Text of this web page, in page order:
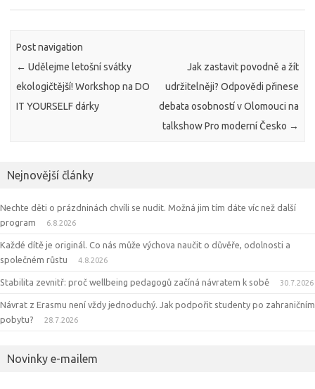
Post navigation
← Udělejme letošní svátky
ekologičtější! Workshop na DO
IT YOURSELF dárky
Jak zastavit povodně a žít
udržitelněji? Odpovědi přinese
debata osobností v Olomouci na
talkshow Pro moderní Česko →
Nejnovější články
Nechte děti o prázdninách chvíli se nudit. Možná jim tím dáte víc než další
program
6.8.2026
Každé dítě je originál. Co nás může výchova naučit o důvěře, odolnosti a
společném růstu
4.8.2026
Stabilita zevnitř: proč wellbeing pedagogů začíná návratem k sobě 30.7.2026
Návrat z Erasmu není vždy jednoduchý. Jak podpořit studenty po zahraničním
pobytu?
28.7.2026
Novinky e-mailem